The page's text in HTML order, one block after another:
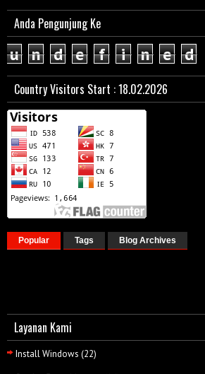
Anda Pengunjung Ke
u n d e f i n e d
Country Visitors Start : 18.02.2026
Popular Tags Blog Archives
Layanan Kami
Install Windows (22)